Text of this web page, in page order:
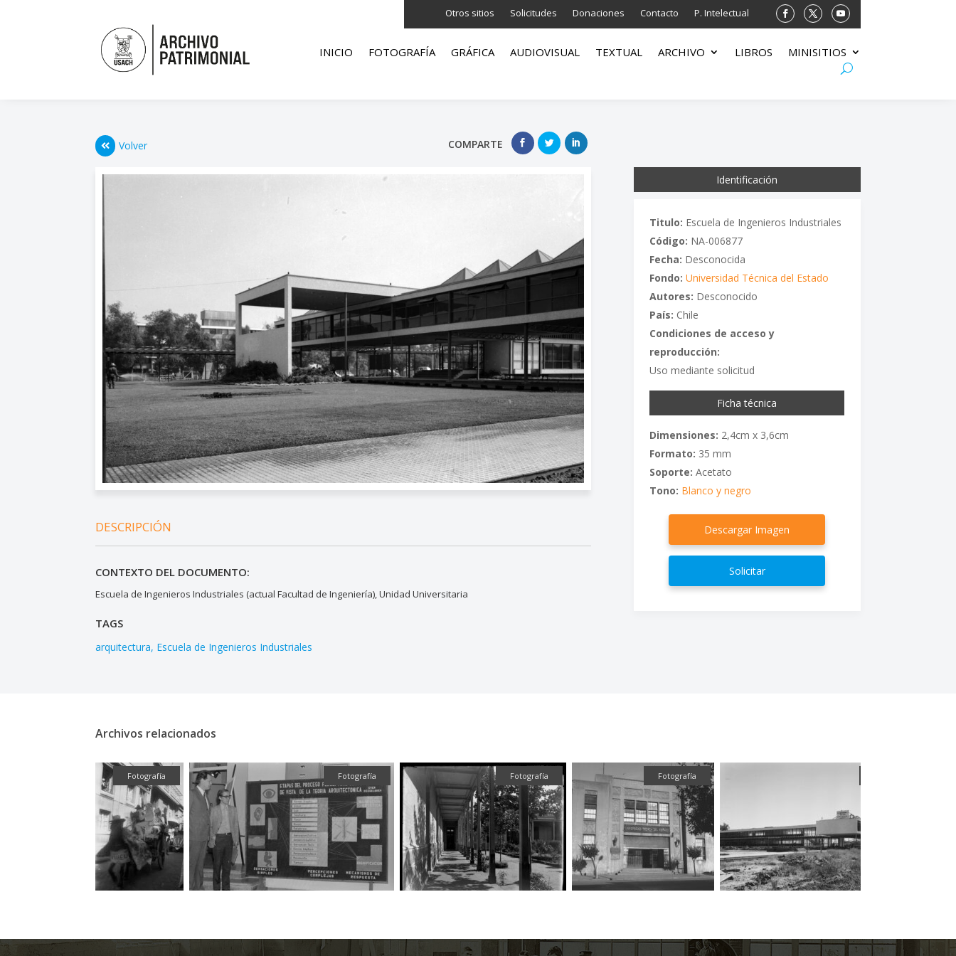
Otros sitios Solicitudes Donaciones Contacto P. Intelectual
INICIO FOTOGRAFÍA GRÁFICA AUDIOVISUAL TEXTUAL ARCHIVO LIBROS MINISITIOS
Volver COMPARTE
DESCRIPCIÓN
CONTEXTO DEL DOCUMENTO:
Escuela de Ingenieros Industriales (actual Facultad de Ingeniería), Unidad Universitaria
TAGS
arquitectura Escuela de Ingenieros Industriales
Identificación
Titulo: Escuela de Ingenieros Industriales
Código: NA-006877
Fecha: Desconocida
Fondo: Universidad Técnica del Estado
Autores: Desconocido
País: Chile
Condiciones de acceso y
reproducción:
Uso mediante solicitud
Ficha técnica
Dimensiones: 2,4cm x 3,6cm
Formato: 35 mm
Soporte: Acetato
Tono: Blanco y negro
Descargar Imagen
Solicitar
Archivos relacionados
Fotografía Fotografía Fotografía Fotografía